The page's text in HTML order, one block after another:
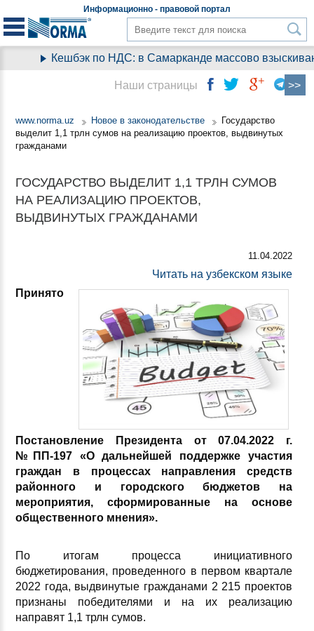
Информационно - правовой портал
Кешбэк по НДС: в Самарканде массово
www.norma.uz Новое в законодательстве
Государство
выделит 1,1 трлн сумов на реализацию проектов, выдвинутых
гражданами
ГОСУДАРСТВО ВЫДЕЛИТ 1,1 ТРЛН СУМОВ
НА РЕАЛИЗАЦИЮ ПРОЕКТОВ,
ВЫДВИНУТЫХ ГРАЖДАНАМИ
11.04.2022
Читать на узбекском языке
Принято
Постановление Президента от 07.04.2022 г.
№ПП-197 «О дальнейшей поддержке участия
граждан в процессах направления средств
районного и городского бюджетов на
мероприятия, сформированные на основе
общественного мнения».
По итогам процесса инициативного
бюджетирования, проведенного в первом квартале
2022 года, выдвинутые гражданами 2 215 проектов
признаны победителями и на их реализацию
направят 1,1 трлн сумов.
Наши страницы